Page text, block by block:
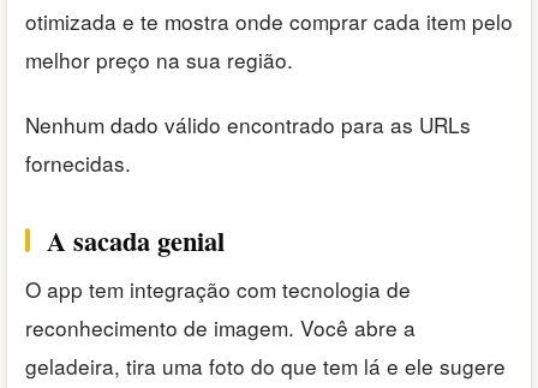
otimizada e te mostra onde comprar cada item pelo
melhor preço na sua região.
Nenhum dado válido encontrado para as URLs
fornecidas.
A sacada genial
O app tem integração com tecnologia de
reconhecimento de imagem. Você abre a
geladeira, tira uma foto do que tem lá e ele sugere